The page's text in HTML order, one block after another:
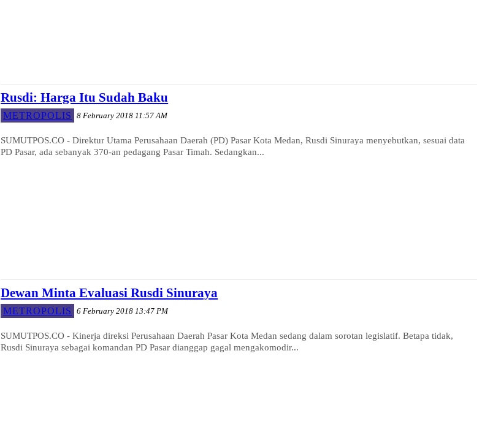
Rusdi: Harga Itu Sudah Baku
METROPOLIS 8 February 2018 11:57 AM
SUMUTPOS.CO - Direktur Utama Perusahaan Daerah (PD) Pasar Kota Medan, Rusdi Sinuraya menyebutkan, sesuai data
PD Pasar, ada sebanyak 370-an pedagang Pasar Timah. Sedangkan...
Dewan Minta Evaluasi Rusdi Sinuraya
METROPOLIS 6 February 2018 13:47 PM
SUMUTPOS.CO - Kinerja direksi Perusahaan Daerah Pasar Kota Medan sedang dalam sorotan legislatif. Betapa tidak,
Rusdi Sinuraya sebagai komandan PD Pasar dianggap gagal mengakomodir...